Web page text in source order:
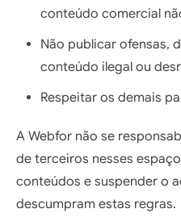
conteúdo comercial
Não publicar ofensas,
conteúdo ilegal ou
Respeitar os demais
A Webfor não se
de terceiros nesses
conteúdos e suspender o
descumpram estas regras.